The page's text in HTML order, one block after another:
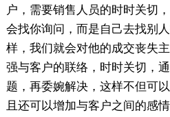
户，需要销售人员的时时关切
会找你询问，而是自己去找别
样，我们就会对他的成交丧失
强与客户的联络，时时关切，
题，再委婉解决，这样不但可
且还可以增加与客户之间的感